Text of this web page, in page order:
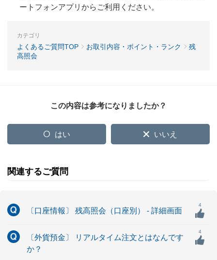
ートフォンアプリからご利用ください。
カテゴリ
よくあるご質問TOP お取引内容・ポイント・ランク
残
高照会
この内容は参考になりましたか？
はい いいえ
関連するご質問
〔口座情報〕 残高照会（口座別） - 詳細画面
4
〔外貨預金〕 リアルタイム注文とはなんです
か？
4